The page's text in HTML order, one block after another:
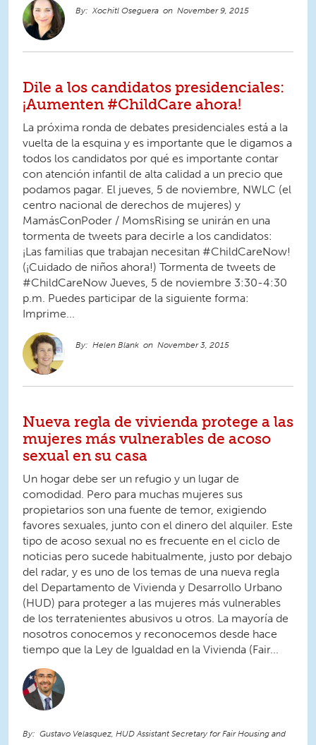
Xochitl Oseguera November 9, 2015
Dile a los candidatos presidenciales:
¡Aumenten #ChildCare ahora!
La próxima ronda de debates presidenciales está a la
vuelta de la esquina y es importante que le digamos a
todos los candidatos por qué es importante contar
con atención infantil de alta calidad a un precio que
podamos pagar. El jueves, 5 de noviembre, NWLC (el
centro nacional de derechos de mujeres) y
MamásConPoder / MomsRising se unirán en una
tormenta de tweets para decirle a los candidatos:
¡Las familias que trabajan necesitan #ChildCareNow!
(¡Cuidado de niños ahora!) Tormenta de tweets de
#ChildCareNow Jueves, 5 de noviembre 3:30-4:30
p.m. Puedes participar de la siguiente forma:
Imprime...
Helen Blank November 3, 2015
Nueva regla de vivienda protege a las
mujeres más vulnerables de acoso
sexual en su casa
Un hogar debe ser un refugio y un lugar de
comodidad. Pero para muchas mujeres sus
propietarios son una fuente de temor, exigiendo
favores sexuales, junto con el dinero del alquiler. Este
tipo de acoso sexual no es frecuente en el ciclo de
noticias pero sucede habitualmente, justo por debajo
del radar, y es uno de los temas de una nueva regla
del Departamento de Vivienda y Desarrollo Urbano
(HUD) para proteger a las mujeres más vulnerables
de los terratenientes abusivos u otros. La mayoría de
nosotros conocemos y reconocemos desde hace
tiempo que la Ley de Igualdad en la Vivienda (Fair...
Gustavo Velasquez, HUD Assistant Secretary for Fair Housing and